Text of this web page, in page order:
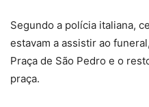
Segundo a polícia italiana,
estavam a assistir ao
Praça de São Pedro e o
praça.